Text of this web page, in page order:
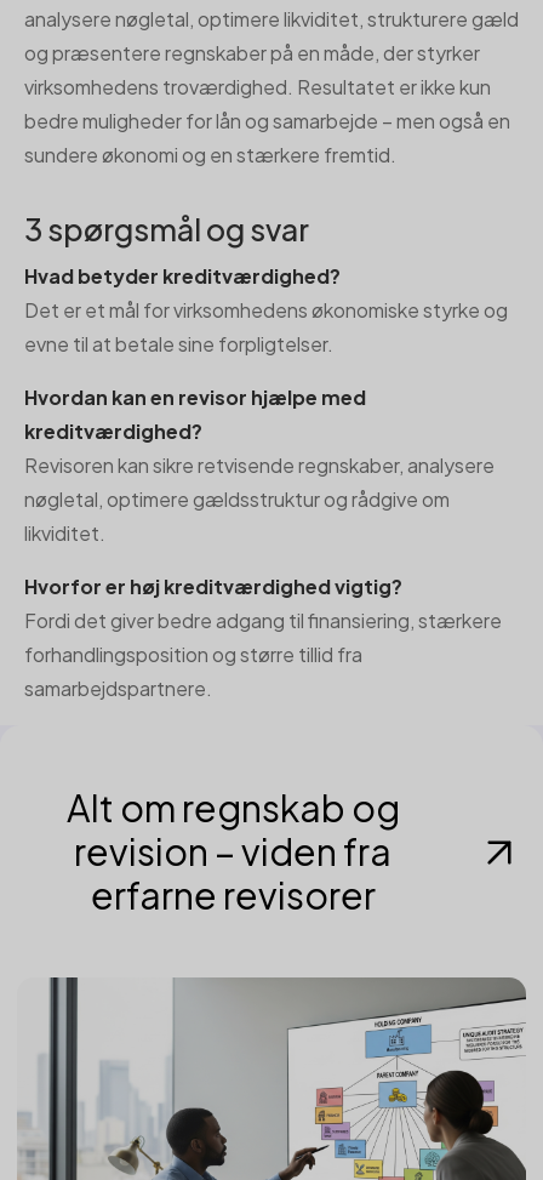
analysere nøgletal, optimere likviditet, strukturere gæld
og præsentere regnskaber på en måde, der styrker
virksomhedens troværdighed. Resultatet er ikke kun
bedre muligheder for lån og samarbejde – men også en
sundere økonomi og en stærkere fremtid.
3 spørgsmål og svar
Hvad betyder kreditværdighed?
Det er et mål for virksomhedens økonomiske styrke og
evne til at betale sine forpligtelser.
Hvordan kan en revisor hjælpe med
kreditværdighed?
Revisoren kan sikre retvisende regnskaber, analysere
nøgletal, optimere gældsstruktur og rådgive om
likviditet.
Hvorfor er høj kreditværdighed vigtig?
Fordi det giver bedre adgang til finansiering, stærkere
forhandlingsposition og større tillid fra
samarbejdspartnere.
Alt om regnskab og
revision – viden fra
erfarne revisorer